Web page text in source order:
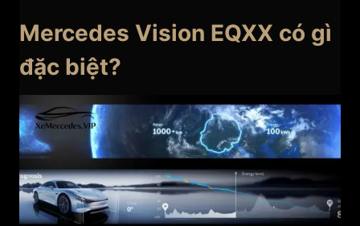
Mercedes Vision EQXX có gì
đặc biệt?